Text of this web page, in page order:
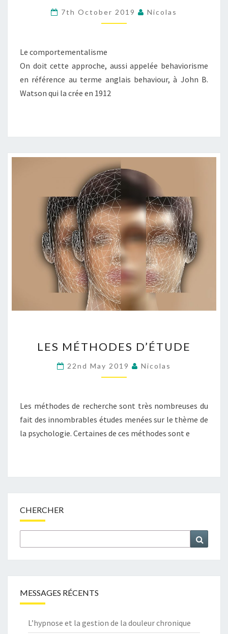
7th October 2019 Nicolas
Le comportementalisme
On doit cette approche, aussi appelée behaviorisme
en référence au terme anglais behaviour, à John B.
Watson qui la crée en 1912
MÉTHODES
LES MÉTHODES D’ÉTUDE
22nd May 2019 Nicolas
Les méthodes de recherche sont très nombreuses du
fait des innombrables études menées sur le thème de
la psychologie. Certaines de ces méthodes sont e
CHERCHER
for:
MESSAGES RÉCENTS
L’hypnose et la gestion de la douleur chronique